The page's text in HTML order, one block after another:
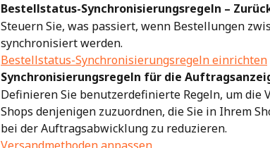
Bestellstatus-Synchronisierungsregeln –
Steuern Sie, was passiert, wenn Bestellungen
synchronisiert werden.
Bestellstatus-Synchronisierungsregeln einrichten
Synchronisierungsregeln für die
Definieren Sie benutzerdefinierte Regeln, um die
Shops denjenigen zuzuordnen, die Sie in Ihrem
bei der Auftragsabwicklung zu reduzieren.